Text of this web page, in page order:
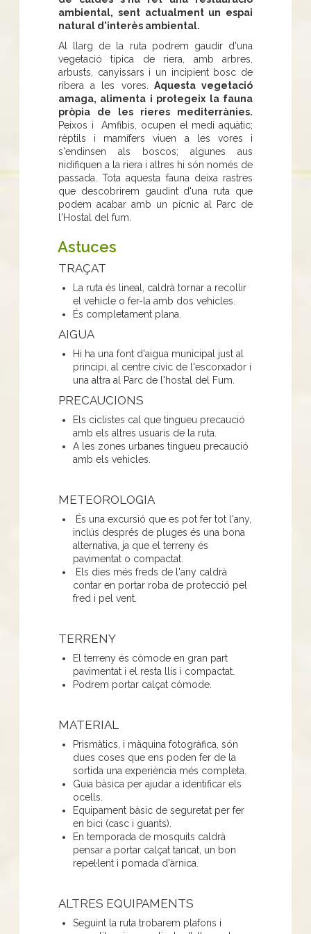
ambiental, sent actualment un espai
natural d'interès ambiental.
Al llarg de la ruta podrem gaudir d'una
vegetació típica de riera, amb arbres,
arbusts, canyissars i un incipient bosc de
ribera a les vores. Aquesta vegetació
amaga, alimenta i protegeix la fauna
pròpia de les rieres mediterrànies.
Peixos i Amfibis, ocupen el medi aquàtic;
rèptils i mamífers viuen a les vores i
s'endinsen als boscos; algunes aus
nidifiquen a la riera i altres hi són només de
passada. Tota aquesta fauna deixa rastres
que descobrirem gaudint d'una ruta que
podem acabar amb un pícnic al Parc de
l'Hostal del fum.
Astuces
TRAÇAT
La ruta és lineal, caldrà tornar a recollir
el vehicle o fer-la amb dos vehicles.
És completament plana.
AIGUA
Hi ha una font d'aigua municipal just al
principi, al centre cívic de l'escorxador i
una altra al Parc de l'hostal del Fum.
PRECAUCIONS
Els ciclistes cal que tingueu precaució
amb els altres usuaris de la ruta.
A les zones urbanes tingueu precaució
amb els vehicles.
METEOROLOGIA
És una excursió que es pot fer tot l'any,
inclús després de pluges és una bona
alternativa, ja que el terreny és
pavimentat o compactat.
Els dies més freds de l'any caldrà
contar en portar roba de protecció pel
fred i pel vent.
TERRENY
El terreny és còmode en gran part
pavimentat i el resta llis i compactat.
Podrem portar calçat còmode.
MATERIAL
Prismàtics, i màquina fotogràfica, són
dues coses que ens poden fer de la
sortida una experiència més completa.
Guia bàsica per ajudar a identificar els
ocells.
Equipament bàsic de seguretat per fer
en bici (casc i guants).
En temporada de mosquits caldrà
pensar a portar calçat tancat, un bon
repel·lent i pomada d'àrnica.
ALTRES EQUIPAMENTS
Seguint la ruta trobarem plafons i